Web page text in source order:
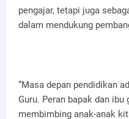
pengajar, tetapi juga
dalam mendukung
“Masa depan pendidikan
Guru. Peran bapak dan
membimbing anak-anak